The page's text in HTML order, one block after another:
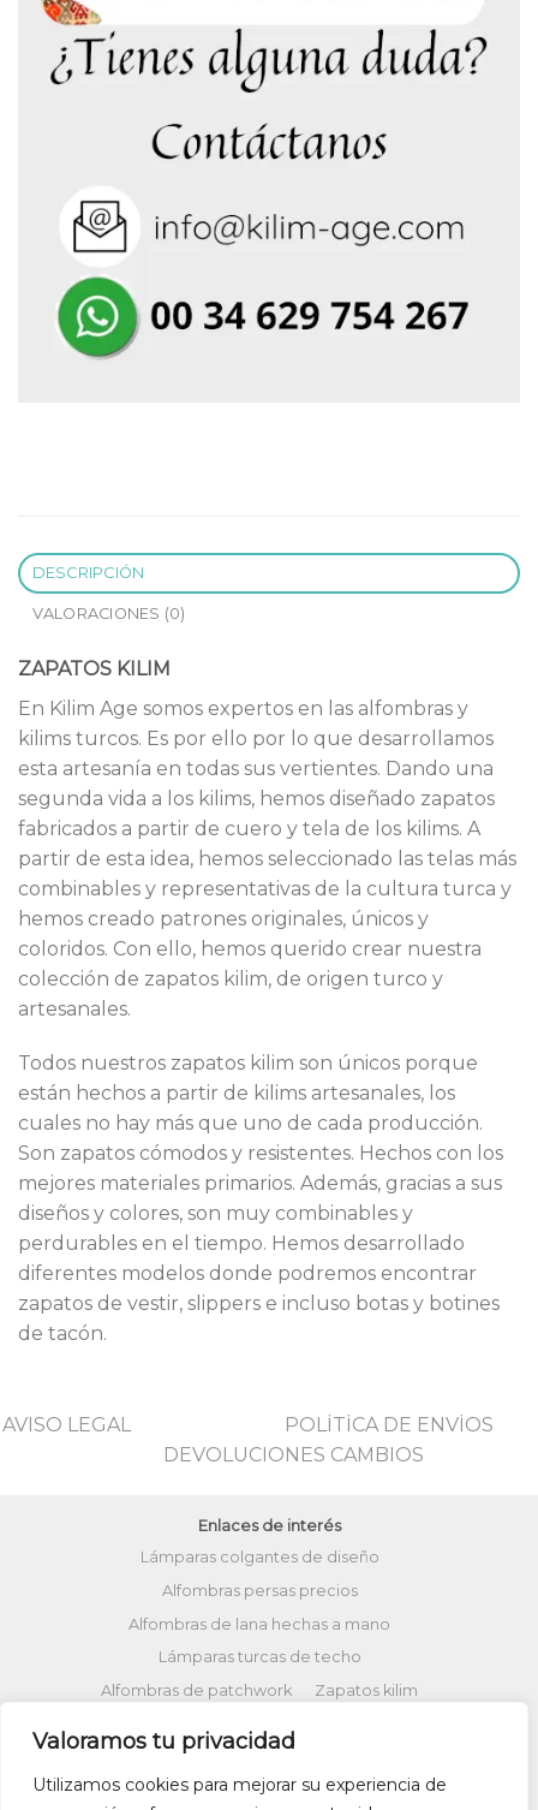
Valoramos tu privacidad
Utilizamos cookies para mejorar su experiencia de
DESCRIPCIÓN
VALORACIONES (0)
ZAPATOS KILIM
En Kilim Age somos expertos en las alfombras y
kilims turcos. Es por ello por lo que desarrollamos
esta artesanía en todas sus vertientes. Dando una
segunda vida a los kilims, hemos diseñado zapatos
fabricados a partir de cuero y tela de los kilims. A
partir de esta idea, hemos seleccionado las telas más
combinables y representativas de la cultura turca y
hemos creado patrones originales, únicos y
coloridos. Con ello, hemos querido crear nuestra
colección de zapatos kilim, de origen turco y
artesanales.
Todos nuestros zapatos kilim son únicos porque
están hechos a partir de kilims artesanales, los
cuales no hay más que uno de cada producción.
Son zapatos cómodos y resistentes. Hechos con los
mejores materiales primarios. Además, gracias a sus
diseños y colores, son muy combinables y
perdurables en el tiempo. Hemos desarrollado
diferentes modelos donde podremos encontrar
zapatos de vestir, slippers e incluso botas y botines
de tacón.
AVISO LEGAL
POLİTİCA DE ENVİOS
DEVOLUCIONES CAMBIOS
Enlaces de interés
Lámparas colgantes de diseño
Alfombras persas precios
Alfombras de lana hechas a mano
Lámparas turcas de techo
Alfombras de patchwork
Zapatos kilim
Alfombras patchwork vintage
Cojines Kilim
Bolsos kilim Cojines Ikat